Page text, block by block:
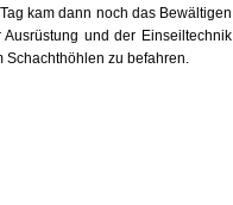
kam dann noch das Bewältigen
und der Einseiltechnik
zu befahren.